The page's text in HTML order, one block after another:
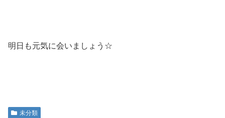
明日も元気に会いましょう☆
未分類